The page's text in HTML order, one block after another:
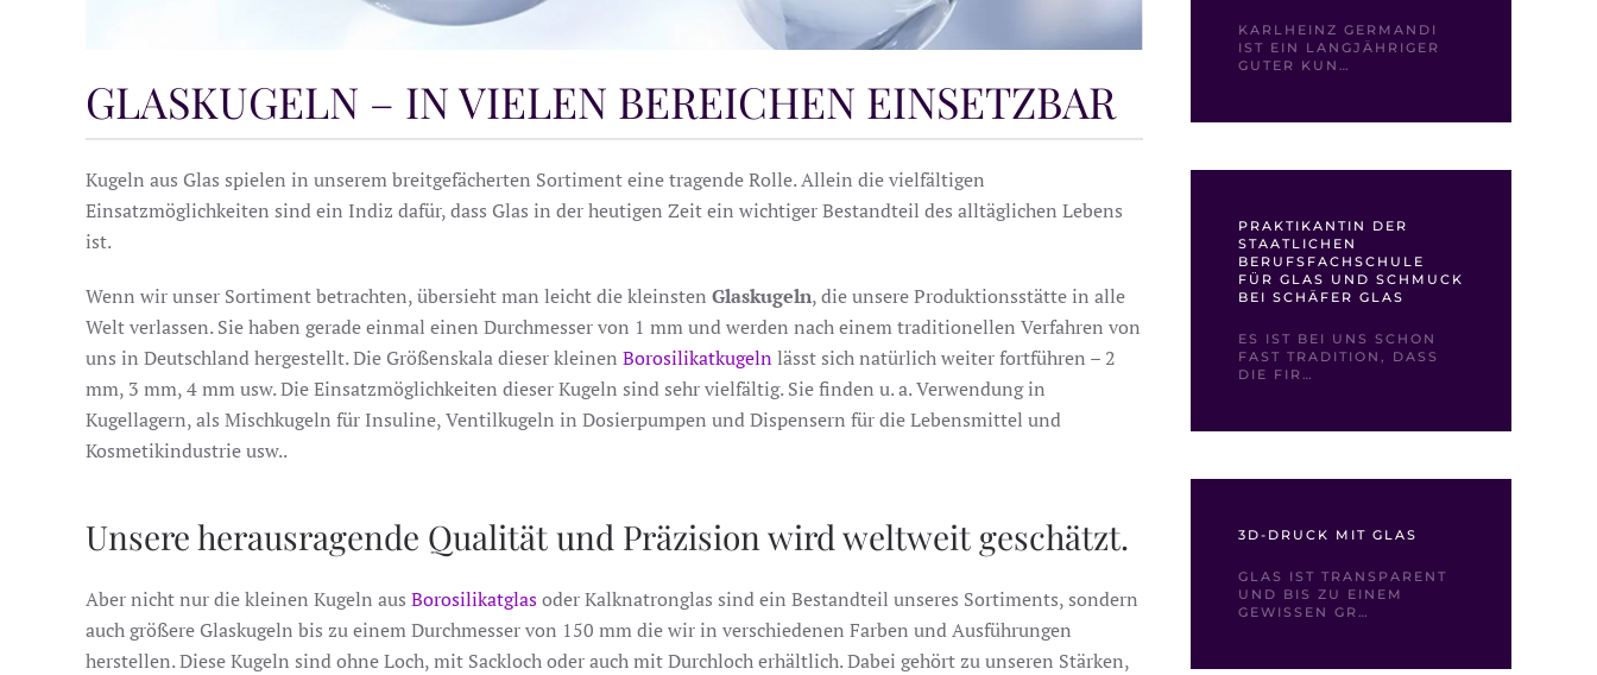
GLASKUGELN – IN VIELEN BEREICHEN EINSETZBAR
Kugeln aus Glas spielen in unserem breitgefächerten Sortiment eine tragende Rolle. Allein die vielfältigen
Einsatzmöglichkeiten sind ein Indiz dafür, dass Glas in der heutigen Zeit ein wichtiger Bestandteil des alltäglichen Lebens
ist.
Wenn wir unser Sortiment betrachten, übersieht man leicht die kleinsten Glaskugeln, die unsere Produktionsstätte in alle
Welt verlassen. Sie haben gerade einmal einen Durchmesser von 1 mm und werden nach einem traditionellen Verfahren von
uns in Deutschland hergestellt. Die Größenskala dieser kleinen Borosilikatkugelnlässt sich natürlich weiter fortführen – 2
mm, 3 mm, 4 mm usw. Die Einsatzmöglichkeiten dieser Kugeln sind sehr vielfältig. Sie finden u. a. Verwendung in
Kugellagern, als Mischkugeln für Insuline, Ventilkugeln in Dosierpumpen und Dispensern für die Lebensmittel und
Kosmetikindustrie usw..
Unsere herausragende Qualität und Präzision wird weltweit geschätzt.
Aber nicht nur die kleinen Kugeln aus Borosilikatglasoder Kalknatronglas sind ein Bestandteil unseres Sortiments, sondern
auch größere Glaskugeln bis zu einem Durchmesser von 150 mm die wir in verschiedenen Farben und Ausführungen
herstellen. Diese Kugeln sind ohne Loch, mit Sackloch oder auch mit Durchloch erhältlich. Dabei gehört zu unseren Stärken,
KARLHEINZ GERMANDI
IST EIN LANGJÄHRIGER
GUTER KUN…
PRAKTIKANTIN DER
STAATLICHEN
BERUFSFACHSCHULE
FÜR GLAS UND SCHMUCK
BEI SCHÄFER GLAS
ES IST BEI UNS SCHON
FAST TRADITION, DASS
DIE FIR…
3D-DRUCK MIT GLAS
GLAS IST TRANSPARENT
UND BIS ZU EINEM
GEWISSEN GR…